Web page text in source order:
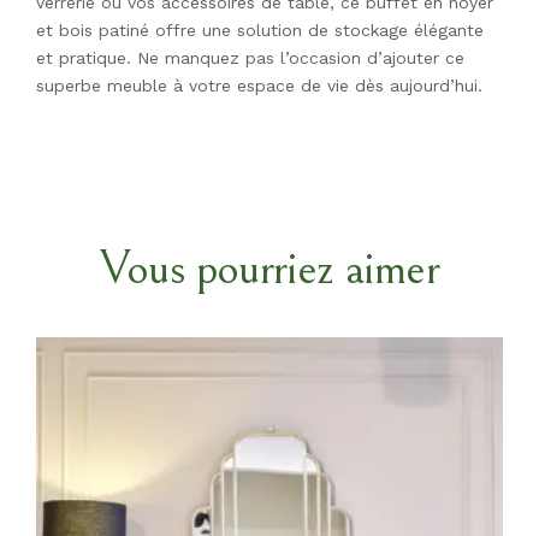
et bois patiné offre une solution de stockage élégante
et pratique. Ne manquez pas l’occasion d’ajouter ce
superbe meuble à votre espace de vie dès aujourd’hui.
Vous pourriez aimer